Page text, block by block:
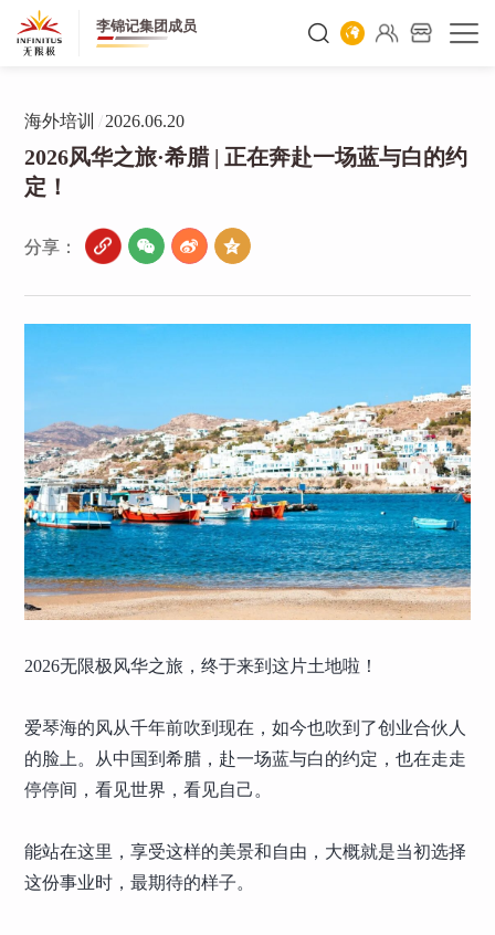
李锦记集团成员
海外培训 /2026.06.20
2026风华之旅·希腊 | 正在奔赴一场蓝与白的约
定！
分享：
2026无限极风华之旅，终于来到这片土地啦！
爱琴海的风从千年前吹到现在，如今也吹到了创业合伙人
的脸上。从中国到希腊，赴一场蓝与白的约定，也在走走
停停间，看见世界，看见自己。
能站在这里，享受这样的美景和自由，大概就是当初选择
这份事业时，最期待的样子。